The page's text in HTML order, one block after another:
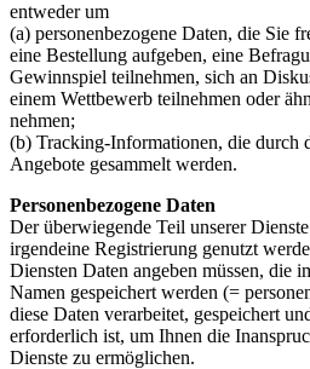
entweder um
(a) personenbezogene Daten, die Sie
eine Bestellung aufgeben, eine
Gewinnspiel teilnehmen, sich an
einem Wettbewerb teilnehmen oder
nehmen;
(b) Tracking-Informationen, die durch
Angebote gesammelt werden.
Personenbezogene Daten
Der überwiegende Teil unserer
irgendeine Registrierung genutzt
Diensten Daten angeben müssen, die
Namen gespeichert werden (=
diese Daten verarbeitet, gespeichert
erforderlich ist, um Ihnen die
Dienste zu ermöglichen.